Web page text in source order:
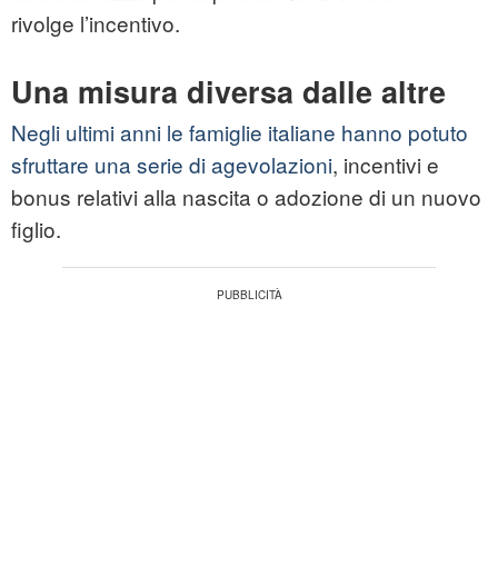
rivolge l’incentivo.
Una misura diversa dalle altre
Negli ultimi anni le famiglie italiane hanno potuto
sfruttare una serie di agevolazioni, incentivi e
bonus relativi alla nascita o adozione di un nuovo
figlio.